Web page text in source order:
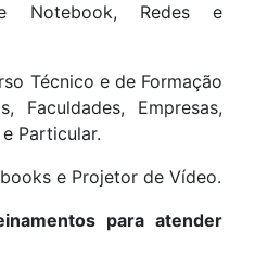
Notebook, Redes e
Técnico e de Formação
Faculdades, Empresas,
Particular.
e Projetor de Vídeo.
para atender